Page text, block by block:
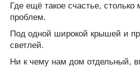
Где ещё такое счастье, столько
проблем.
Под одной широкой крышей и
светлей.
Ни к чему нам дом отдельный,